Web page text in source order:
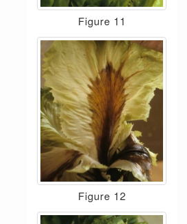
Figure 11
Figure 12